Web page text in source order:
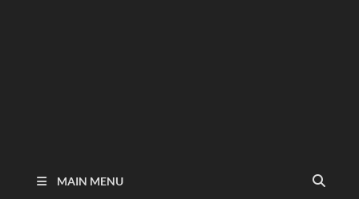
MAIN MENU